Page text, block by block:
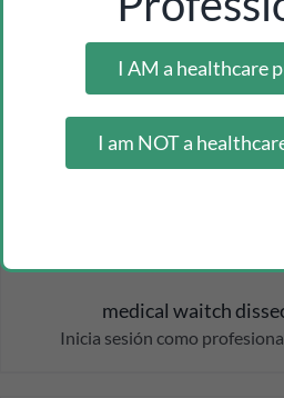
medical waitch
Inicia sesión como
I AM a healthcare
I am NOT a